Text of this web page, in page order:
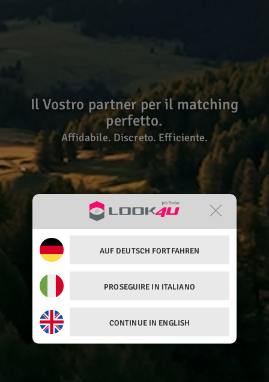
Il Vostro partner per il matching
perfetto.
Affidabile. Discreto. Efficiente.
AUF DEUTSCH FORTFAHREN
PROSEGUIRE IN ITALIANO
CONTINUE IN ENGLISH